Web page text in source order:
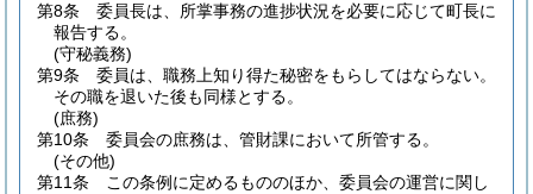
第8条
委員長は、所掌事務の進捗状況を必要に応じて町長に
報告する。
(守秘義務)
第9条
委員は、職務上知り得た秘密をもらしてはならない。
その職を退いた後も同様とする。
(庶務)
第10条
委員会の庶務は、管財課において所管する。
(その他)
第11条
この条例に定めるもののほか、委員会の運営に関し